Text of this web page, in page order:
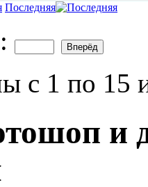
Последняя
с 1 по 15
и